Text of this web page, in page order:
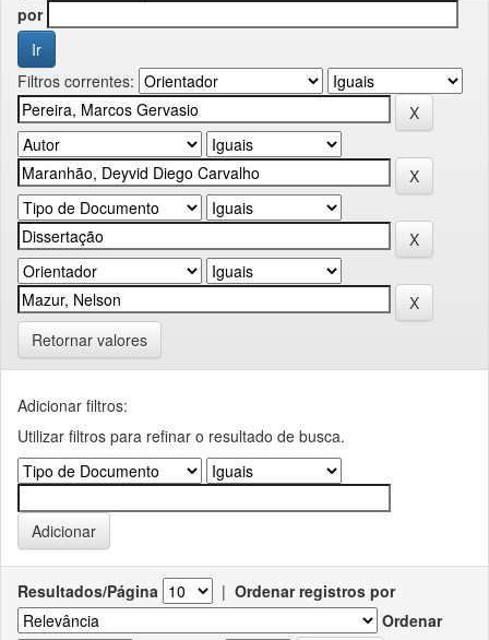
por
Filtros correntes:
Retornar valores
Adicionar filtros:
Utilizar filtros para refinar o resultado de busca.
Resultados/Página | Ordenar registros por
Ordenar